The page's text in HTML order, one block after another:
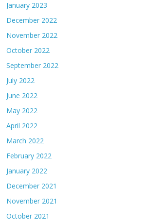
January 2023
December 2022
November 2022
October 2022
September 2022
July 2022
June 2022
May 2022
April 2022
March 2022
February 2022
January 2022
December 2021
November 2021
October 2021